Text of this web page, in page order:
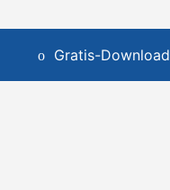
Gratis-Download